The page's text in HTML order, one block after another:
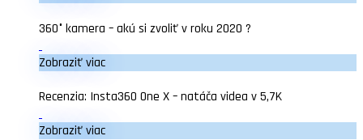
360° kamera – akú si zvoliť v roku 2020 ?
Zobraziť viac
Recenzia: Insta360 One X – natáča videa v 5,7K
Zobraziť viac